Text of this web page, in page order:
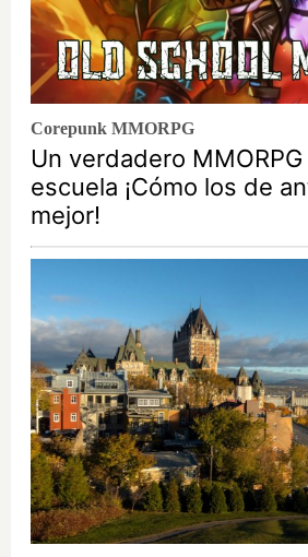
Corepunk MMORPG
Un verdadero
escuela ¡Cómo los de
mejor!